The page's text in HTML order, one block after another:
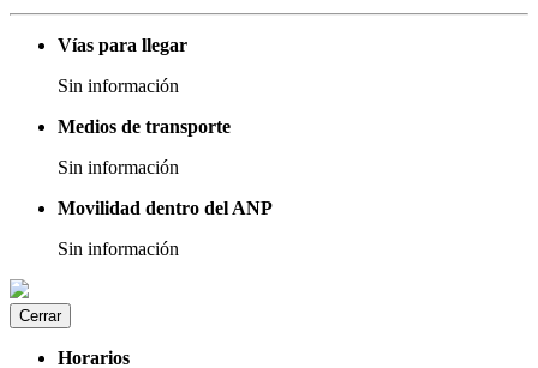
Vías para llegar
Sin información
Medios de transporte
Sin información
Movilidad dentro del ANP
Sin información
Cerrar
Horarios